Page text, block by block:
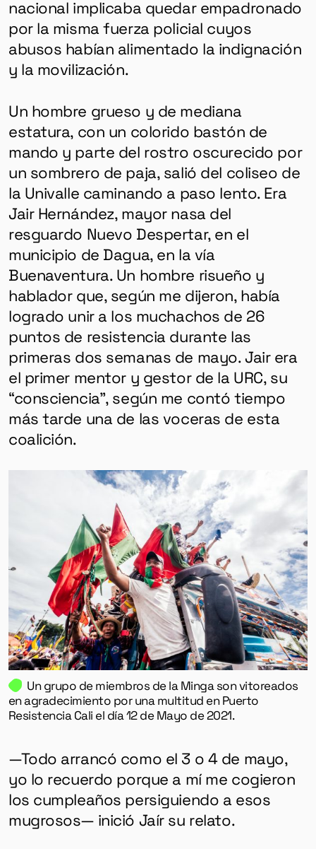
nacional implicaba quedar empadronado
por la misma fuerza policial cuyos
abusos habían alimentado la indignación
y la movilización.
Un hombre grueso y de mediana
estatura, con un colorido bastón de
mando y parte del rostro oscurecido por
un sombrero de paja, salió del coliseo de
la Univalle caminando a paso lento. Era
Jair Hernández, mayor nasa del
resguardo Nuevo Despertar, en el
municipio de Dagua, en la vía
Buenaventura. Un hombre risueño y
hablador que, según me dijeron, había
logrado unir a los muchachos de 26
puntos de resistencia durante las
primeras dos semanas de mayo. Jair era
el primer mentor y gestor de la URC, su
“consciencia”, según me contó tiempo
más tarde una de las voceras de esta
coalición.
Un grupo de miembros de la Minga son vitoreados
en agradecimiento por una multitud en Puerto
Resistencia Cali el día 12 de Mayo de 2021.
—Todo arrancó como el 3 o 4 de mayo,
yo lo recuerdo porque a mí me cogieron
los cumpleaños persiguiendo a esos
mugrosos— inició Jaír su relato.